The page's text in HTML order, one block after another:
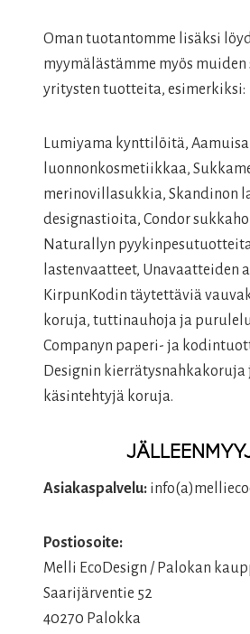
Oman tuotantomme lisäksi
myymälästämme myös
yritysten tuotteita, esimerkiksi:
Lumiyama kynttilöitä, Aamuisa
luonnonkosmetiikkaa,
merinovillasukkia, Skandinon
designastioita, Condor
Naturallyn
lastenvaatteet, Unavaatteiden
KirpunKodin täytettäviä
koruja, tuttinauhoja ja
Companyn paperi- ja
Designin kierrätysnahkakoruja
käsintehtyjä koruja.
Asiakaspalvelu:
Postiosoite:
Melli EcoDesign / Palokan
Saarijärventie 52
40270 Palokka